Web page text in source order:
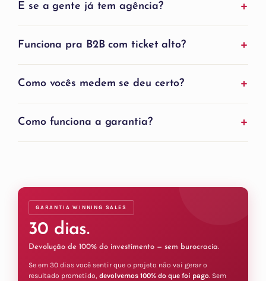
E se a gente já tem agência?
Funciona pra B2B com ticket alto?
Como vocês medem se deu certo?
Como funciona a garantia?
GARANTIA WINNING SALES
30 dias.
Devolução de 100% do investimento — sem burocracia.
Se em 30 dias você sentir que o projeto não vai gerar o
resultado prometido, devolvemos 100% do que foi pago. Sem